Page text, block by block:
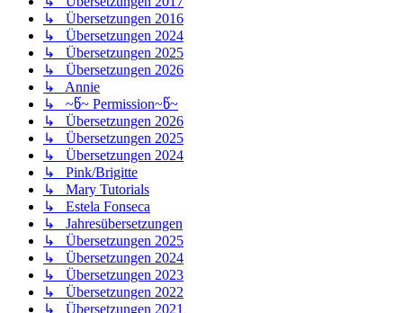
↳ Übersetzungen 2016
↳ Übersetzungen 2024
↳ Übersetzungen 2025
↳ Übersetzungen 2026
↳ Annie
↳ ~წ~ Permission~წ~
↳ Übersetzungen 2026
↳ Übersetzungen 2025
↳ Übersetzungen 2024
↳ Pink/Brigitte
↳ Mary Tutorials
↳ Estela Fonseca
↳ Jahresübersetzungen
↳ Übersetzungen 2025
↳ Übersetzungen 2024
↳ Übersetzungen 2023
↳ Übersetzungen 2022
↳ Übersetzungen 2021